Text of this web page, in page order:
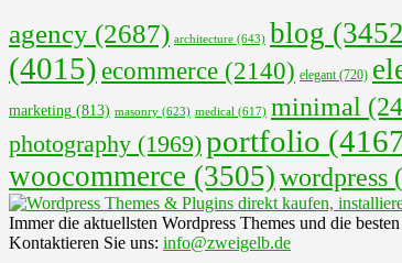
agency (2687) architecture (643) blog
(4015) ecommerce (2140) elegant(720)
marketing (813) masonry (623) medical (617) minimal
photography (1969)portfolio
woocommerce (3505)wordpress
Immer die aktuellsten Wordpress Themes und die
Kontaktieren Sie uns: info@zweigelb.de